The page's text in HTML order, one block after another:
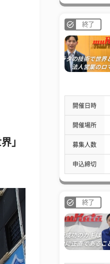
」
終了
開催日時
開催場所
募集人数
申込締切
終了